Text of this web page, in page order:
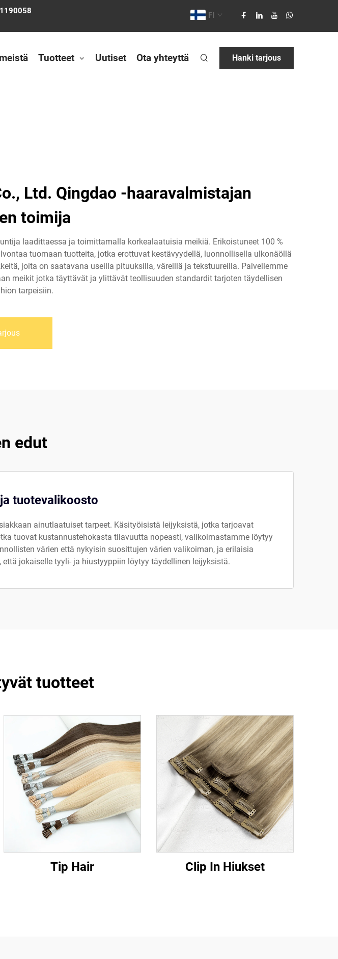
FI
Tuotteet Uutiset Ota yhteyttä Hanki tarjous
Ltd. Qingdao -haaravalmistajan
toimija
laadittaessa ja toimittamalla korkealaatuisia meikiä. Erikoistuneet 100 %
tuomaan tuotteita, jotka erottuvat kestävyydellä, luonnollisella ulkonäöllä
joita on saatavana useilla pituuksilla, väreillä ja tekstuureilla. Palvellemme
meikit jotka täyttävät ja ylittävät teollisuuden standardit tarjoten täydellisen
tarpeisiin.
edut
tuotevalikoosto
ainutlaatuiset tarpeet. Käsityöisistä leijyksistä, jotka tarjoavat
tuovat kustannustehokasta tilavuutta nopeasti, valikoimastamme löytyy
värien että nykyisin suosittujen värien valikoiman, ja erilaisia
jokaiselle tyyli- ja hiustyyppiin löytyy täydellinen leijyksistä.
tuotteet
Tip Hair Clip In Hiukset